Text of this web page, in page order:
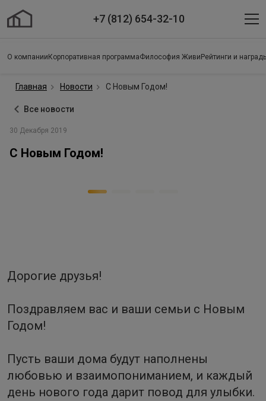
+7 (812) 654-32-10
О компании Корпоративная программаФилософия Живи Рейтинги и
Главная Новости С Новым Годом!
Все новости
30 Декабря 2019
С Новым Годом!
Дорогие друзья!
Поздравляем вас и ваши семьи с Новым
Годом!
Пусть ваши дома будут наполнены
любовью и взаимопониманием, и каждый
день нового года дарит повод для улыбки.